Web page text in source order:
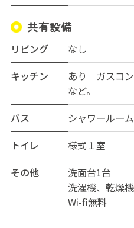
共有設備
リビング
なし
キッチン
あり ガスコン
など。
バス
シャワールー
トイレ
様式１室
その他
洗面台1台
洗濯機、乾燥
Wi-fi無料